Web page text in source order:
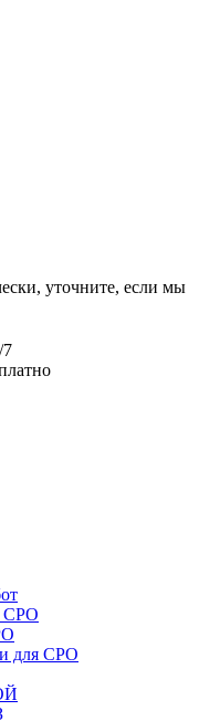
уточните, если мы
7
СРО
для СРО